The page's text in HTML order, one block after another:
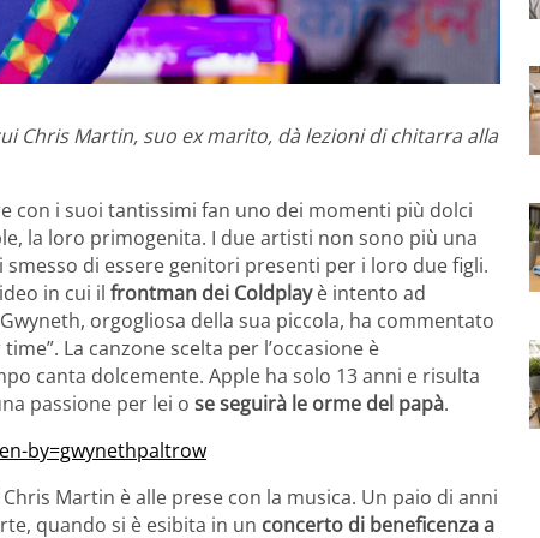
Chris Martin, suo ex marito, dà lezioni di chitarra alla
con i suoi tantissimi fan uno dei momenti più dolci
la loro primogenita. I due artisti non sono più una
di essere genitori presenti per i loro due figli.
in cui il frontman dei Coldplayè intento ad
orgogliosa della sua piccola, ha commentato
La canzone scelta per l’occasione è
canta dolcemente. Apple ha solo 13 anni e risulta
passione per lei o se seguirà le orme del papà.
by=gwynethpaltrow
Martin è alle prese con la musica. Un paio di anni
quando si è esibita in un concerto di beneficenza a